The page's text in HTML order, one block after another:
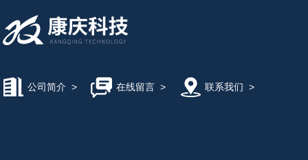
公司简介 > 在线留言> 联系我们 >